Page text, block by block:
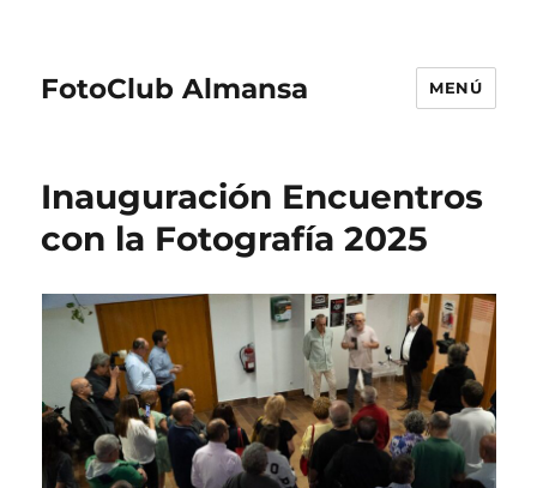
FotoClub Almansa MENÚ
Inauguración Encuentros
con la Fotografía 2025